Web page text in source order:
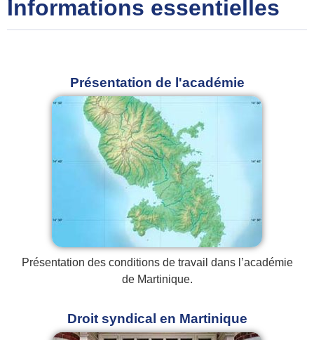
Informations essentielles
Présentation de l'académie
Présentation des conditions de travail dans l’académie
de Martinique.
Droit syndical en Martinique